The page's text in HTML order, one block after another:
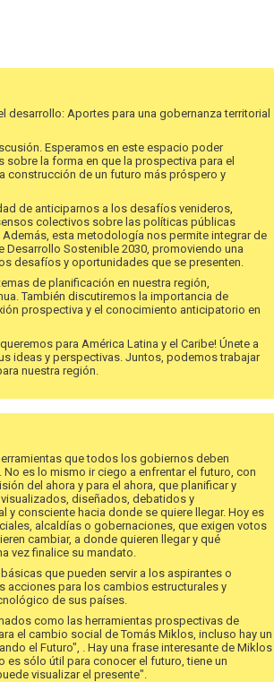
desarrollo: Aportes para una gobernanza territorial
Esperamos en este espacio poder
la forma en que la prospectiva para el
construcción de un futuro más próspero y
de anticiparnos a los desafíos venideros,
colectivos sobre las políticas públicas
esta metodología nos permite integrar de
Sostenible 2030, promoviendo una
desafíos y oportunidades que se presenten.
de planificación en nuestra región,
También discutiremos la importancia de
prospectiva y el conocimiento anticipatorio en
para América Latina y el Caribe! Únete a
ideas y perspectivas. Juntos, podemos trabajar
nuestra región.
que todos los gobiernos deben
es lo mismo ir ciego a enfrentar el futuro, con
del ahora y para el ahora, que planificar y
diseñados, debatidos y
consciente hacia donde se quiere llegar. Hoy es
alcaldías o gobernaciones, que exigen votos
cambiar, a donde quieren llegar y qué
vez finalice su mandato.
que pueden servir a los aspirantes o
acciones para los cambios estructurales y
de sus países.
como las herramientas prospectivas de
el cambio social de Tomás Miklos, incluso hay un
el Futuro", . Hay una frase interesante de Miklos
sólo útil para conocer el futuro, tiene un
visualizar el presente".